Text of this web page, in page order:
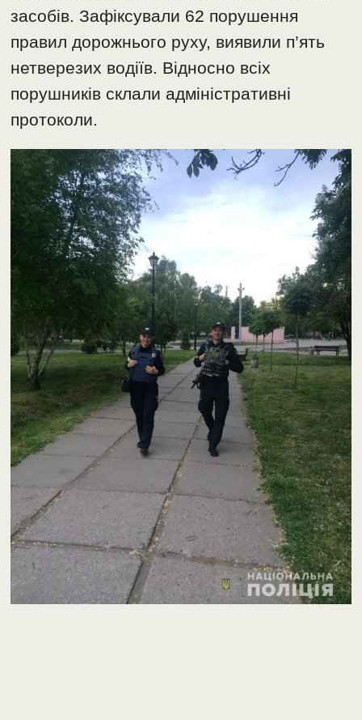
засобів. Зафіксували 62 порушення
правил дорожнього руху, виявили п’ять
нетверезих водіїв. Відносно всіх
порушників склали адміністративні
протоколи.